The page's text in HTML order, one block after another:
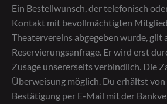
Ein Bestellwunsch, der telefonisch
Kontakt mit bevollmächtigten
Theatervereins abgegeben wurde, gilt
Reservierungsanfrage. Er wird erst
Zusage unsererseits verbindlich. Die
Überweisung möglich. Du erhältst
Bestätigung per E-Mail mit der